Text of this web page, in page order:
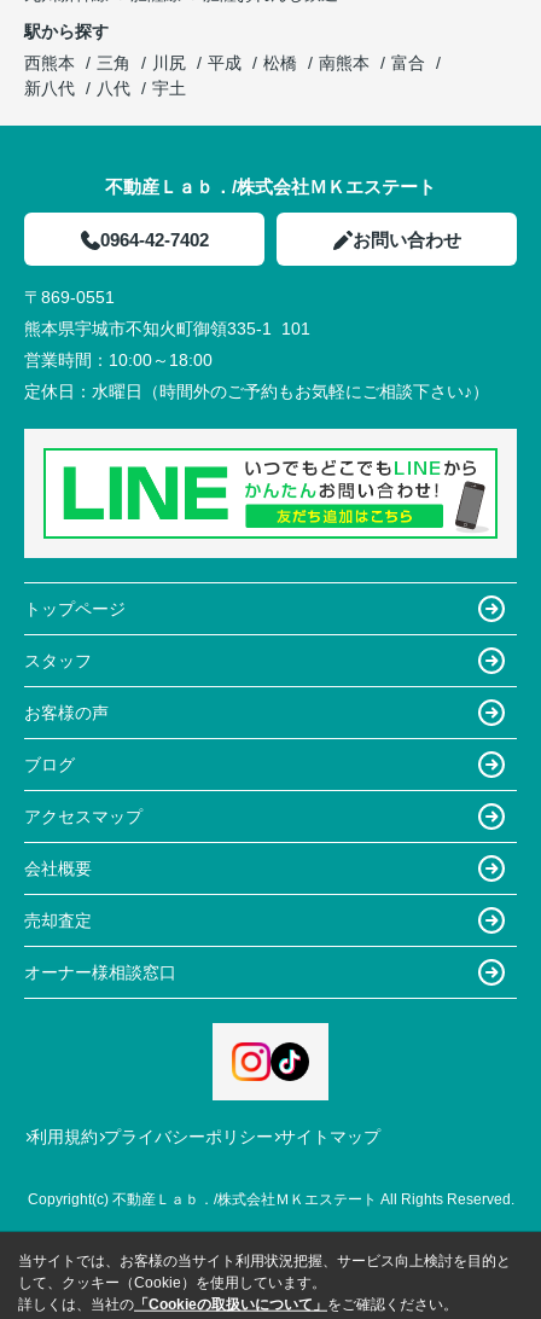
駅から探す
西熊本
三角 川尻 平成 松橋 南熊本
富合
新八代
八代 宇土
不動産Ｌａｂ．/株式会社ＭＫエステート
0964-42-7402 お問い合わせ
〒869-0551
熊本県宇城市不知火町御領335-1 101
営業時間： 10:00～18:00
定休日： 水曜日（時間外のご予約もお気軽にご相談下さい♪）
トップページ
スタッフ
お客様の声
ブログ
アクセスマップ
会社概要
売却査定
オーナー様相談窓口
利用規約 プライバシーポリシー サイトマップ
Copyright(c) 不動産Ｌａｂ．/株式会社ＭＫエステート All Rights Reserved.
当サイトでは、お客様の当サイト利用状況把握、サービス向上検討を目的と
して、クッキー（Cookie）を使用しています。
詳しくは、当社の 「Cookieの取扱いについて」 をご確認ください。